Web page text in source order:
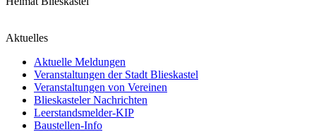
Aktuelles
Aktuelle Meldungen
Veranstaltungen der Stadt Blieskastel
Veranstaltungen von Vereinen
Blieskasteler Nachrichten
Leerstandsmelder-KIP
Baustellen-Info